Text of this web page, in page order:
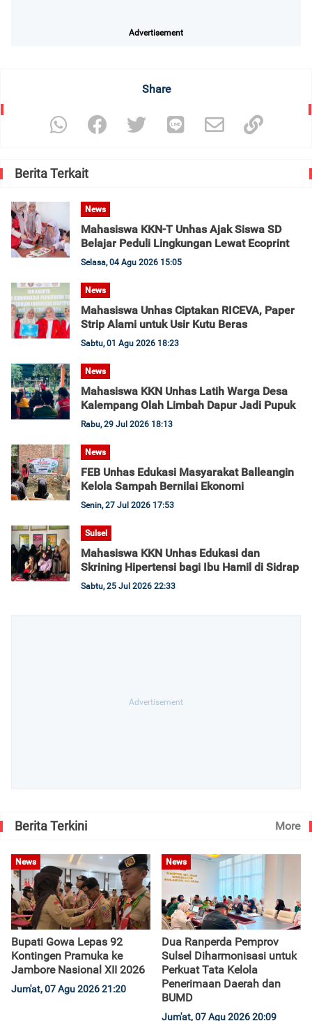
Advertisement
Share
Berita Terkait
News
Mahasiswa KKN-T Unhas Ajak Siswa SD
Belajar Peduli Lingkungan Lewat Ecoprint
Selasa, 04 Agu 2026 15:05
News
Mahasiswa Unhas Ciptakan RICEVA, Paper
Strip Alami untuk Usir Kutu Beras
Sabtu, 01 Agu 2026 18:23
News
Mahasiswa KKN Unhas Latih Warga Desa
Kalempang Olah Limbah Dapur Jadi Pupuk
Rabu, 29 Jul 2026 18:13
News
FEB Unhas Edukasi Masyarakat Balleangin
Kelola Sampah Bernilai Ekonomi
Senin, 27 Jul 2026 17:53
Sulsel
Mahasiswa KKN Unhas Edukasi dan
Skrining Hipertensi bagi Ibu Hamil di Sidrap
Sabtu, 25 Jul 2026 22:33
Berita Terkini More
News
Bupati Gowa Lepas 92
Kontingen Pramuka ke
Jambore Nasional XII 2026
Jum'at, 07 Agu 2026 21:20
News
Dua Ranperda Pemprov
Sulsel Diharmonisasi untuk
Perkuat Tata Kelola
Penerimaan Daerah dan
BUMD
Jum'at, 07 Agu 2026 20:09